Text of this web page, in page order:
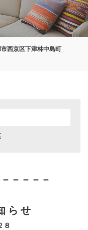
市西京区下津林中島町
－－－－
ら せ
８